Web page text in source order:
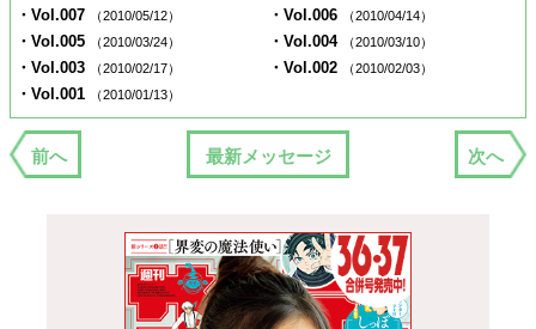
・Vol.007 （2010/05/12） ・Vol.006 （2010/04/14）
・Vol.005 （2010/03/24） ・Vol.004 （2010/03/10）
・Vol.003 （2010/02/17） ・Vol.002 （2010/02/03）
・Vol.001 （2010/01/13）
前へ 最新メッセージ 次へ